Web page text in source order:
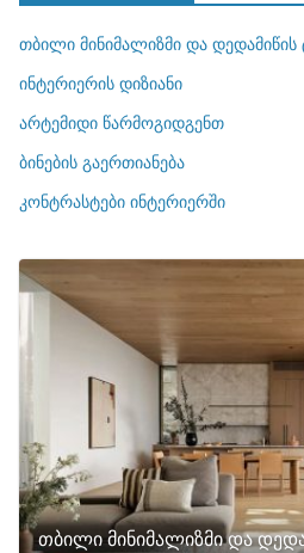
ო
რ
ბ
ი
თბილი მინიმალიზმი და დედამიწის
ინტერიერის დიზიანი
არტემიდი წარმოგიდგენთ
ბინების გაერთიანება
კონტრასტები ინტერიერში
თბილი მინიმალიზმი და